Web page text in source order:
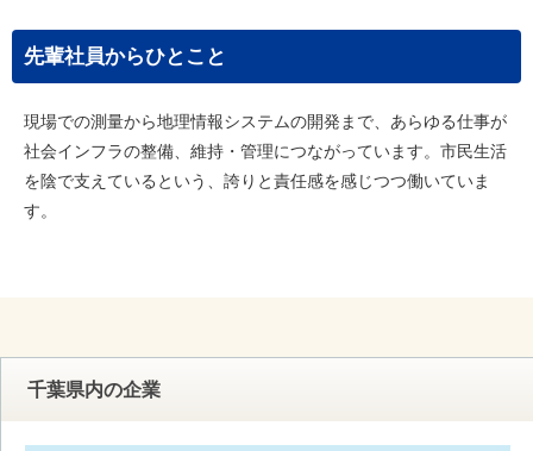
先輩社員からひとこと
現場での測量から地理情報システムの開発まで、あらゆる仕事が
社会インフラの整備、維持・管理につながっています。市民生活
を陰で支えているという、誇りと責任感を感じつつ働いていま
す。
千葉県内の企業